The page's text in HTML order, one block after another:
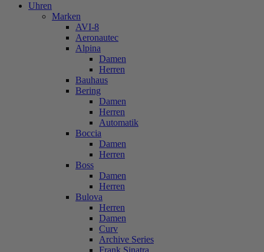
Uhren
Marken
AVI-8
Aeronautec
Alpina
Damen
Herren
Bauhaus
Bering
Damen
Herren
Automatik
Boccia
Damen
Herren
Boss
Damen
Herren
Bulova
Herren
Damen
Curv
Archive Series
Frank Sinatra